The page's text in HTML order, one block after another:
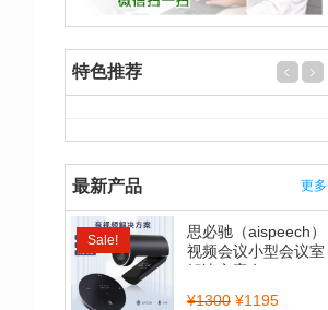
特色推荐
最新产品 更多
Sale!
思必驰（aispeech）
视频会议小型会议室
解决方案套...
¥1300 ¥1195